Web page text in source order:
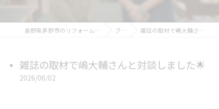
長野県茅野市のリフォームなら建築板金マコト ブログ 雑誌の取材で嶋大輔さんと対談しました🌟
雑誌の取材で嶋大輔さんと対談しました🌟
2026/06/02